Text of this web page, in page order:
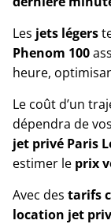
Les jets légers
Phenom 100
heure,
Le coût d’un
dépendra de
jet privé Paris
estimer le prix
Avec des tarifs
location jet